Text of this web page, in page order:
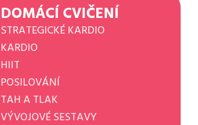
DOMÁCÍ CVIČENÍ
STRATEGICKÉ KARDIO
KARDIO
HIIT
POSILOVÁNÍ
TAH A TLAK
VÝVOJOVÉ SESTAVY